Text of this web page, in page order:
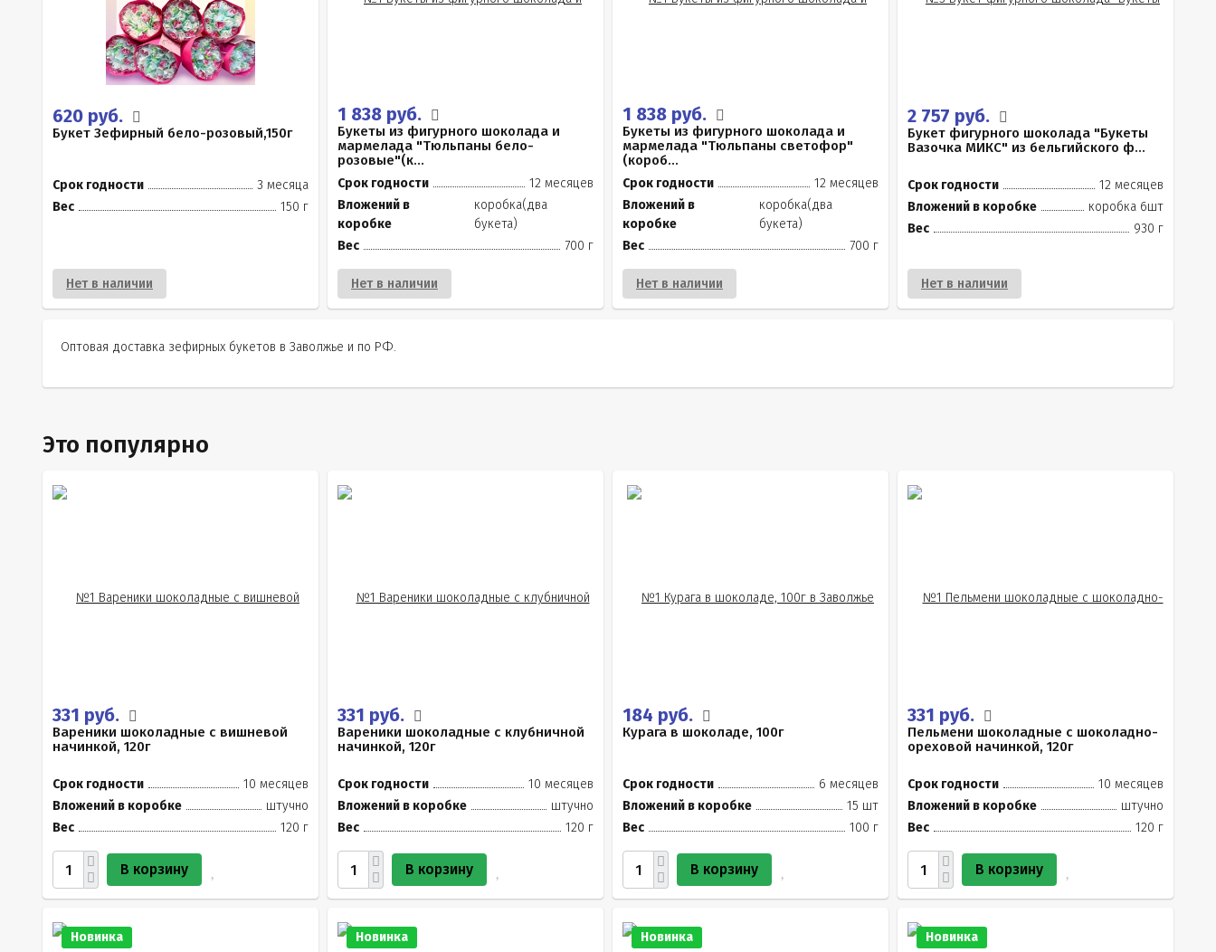
620 руб.
Букет Зефирный бело-розовый,150г
Срок годности
3 месяца
Вес
150 г
Нет в наличии
1 838 руб.
Букеты из фигурного шоколада и
мармелада "Тюльпаны бело-
розовые"(к...
Срок годности
12 месяцев
Вложений в
коробке
коробка(два
букета)
Вес
700 г
Нет в наличии
1 838 руб.
Букеты из фигурного шоколада и
мармелада "Тюльпаны светофор"
(короб...
Срок годности
12 месяцев
Вложений в
коробке
коробка(два
букета)
Вес
700 г
Нет в наличии
2 757 руб.
Букет фигурного шоколада "Букеты
Вазочка МИКС" из бельгийского ф...
Срок годности
12 месяцев
Вложений в коробке
коробка 6шт
Вес
930 г
Нет в наличии
Оптовая доставка зефирных букетов в Заволжье и по РФ.
Это популярно
331 руб.
Вареники шоколадные с вишневой
начинкой, 120г
Срок годности
10 месяцев
Вложений в коробке
штучно
Вес
120 г
В корзину
331 руб.
Вареники шоколадные с клубничной
начинкой, 120г
Срок годности
10 месяцев
Вложений в коробке
штучно
Вес
120 г
В корзину
184 руб.
Курага в шоколаде, 100г
Срок годности
6 месяцев
Вложений в коробке
15 шт
Вес
100 г
В корзину
331 руб.
Пельмени шоколадные с шоколадно-
ореховой начинкой, 120г
Срок годности
10 месяцев
Вложений в коробке
штучно
Вес
120 г
В корзину
Новинка Новинка Новинка Новинка